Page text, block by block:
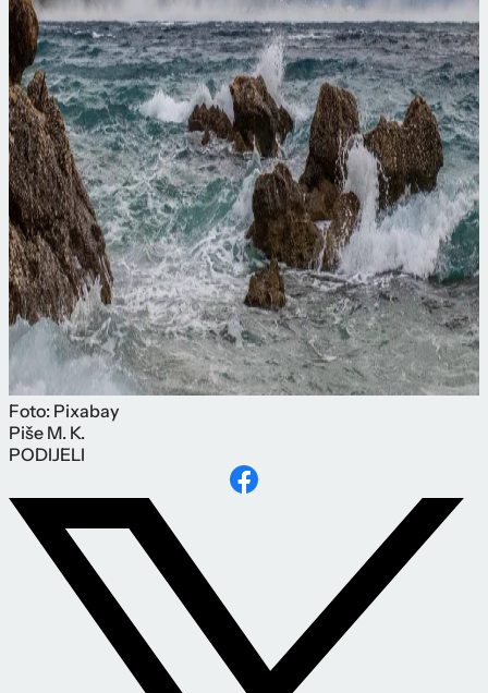
Foto: Pixabay
Piše M. K.
PODIJELI